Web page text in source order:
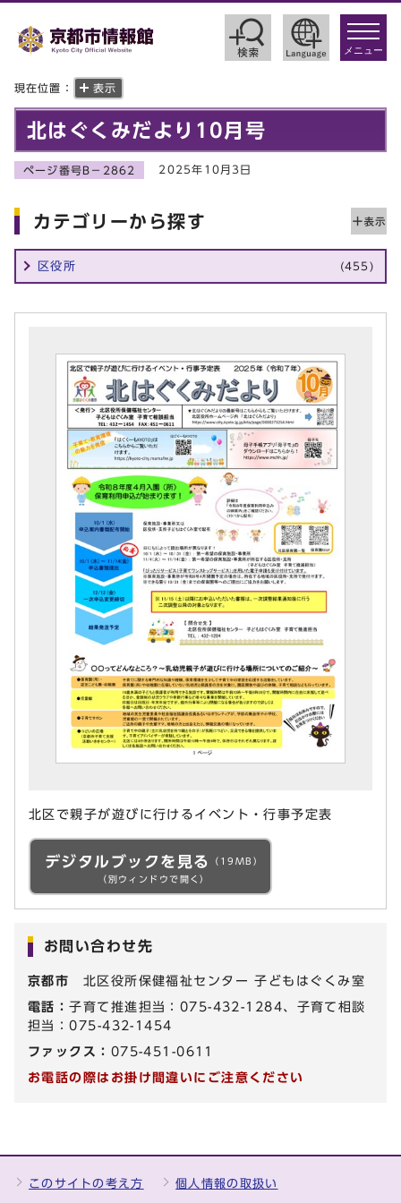
toggle
メニュー
現在位置： 表示
北はぐくみだより10月号
ページ番号B－2862 2025年10月3日
カテゴリーから探す
区役所 (455)
北区で親子が遊びに行けるイベント・行事予定表
デジタルブックを見る
（19MB）
（別ウィンドウで開く）
お問い合わせ先
京都市 北区役所保健福祉センター 子どもはぐくみ室
電話：子育て推進担当：075-432-1284、子育て相談
担当：075-432-1454
ファックス： 075-451-0611
お電話の際はお掛け間違いにご注意ください
このサイトの考え方 個人情報の取扱い